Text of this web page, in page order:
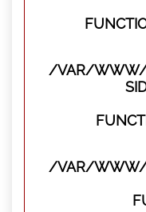
/VAR/WWW/
/VAR/WWW/